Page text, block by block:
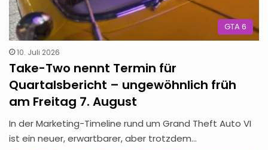
GTA 6
10. Juli 2026
Take-Two nennt Termin für
Quartalsbericht – ungewöhnlich früh
am Freitag 7. August
In der Marketing-Timeline rund um Grand Theft Auto VI
ist ein neuer, erwartbarer, aber trotzdem…